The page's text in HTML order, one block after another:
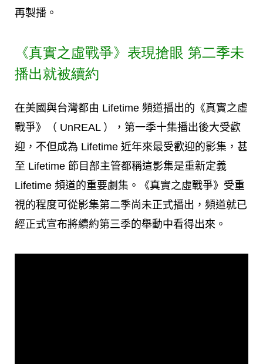
再製播。
《真實之虛戰爭》表現搶眼 第二季未
播出就被續約
在美國與台灣都由 Lifetime 頻道播出的《真實之虛
戰爭》（ UnREAL ），第一季十集播出後大受歡
迎，不但成為 Lifetime 近年來最受歡迎的影集，甚
至 Lifetime 節目部主管都稱這影集是重新定義
Lifetime 頻道的重要劇集。《真實之虛戰爭》受重
視的程度可從影集第二季尚未正式播出，頻道就已
經正式宣布將續約第三季的舉動中看得出來。